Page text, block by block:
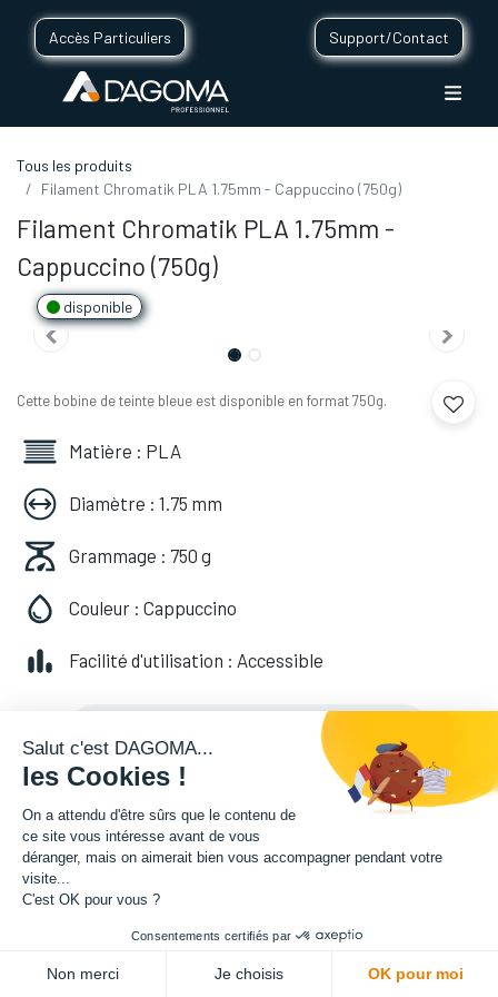
Accès Particuliers Support/Contact
Tous les produits
Filament Chromatik PLA 1.75mm - Cappuccino (750g)
Filament Chromatik PLA 1.75mm -
Cappuccino (750g)
disponible
Cette bobine de teinte bleue est disponible en format 750g.
Matière : PLA
Diamètre : 1.75 mm
Grammage : 750 g
Couleur : Cappuccino
Facilité d'utilisation : Accessible
20,82€HT
(20,82 TVA comprise)
Salut c'est DAGOMA...
les Cookies !
On a attendu d'être sûrs que le contenu de
ce site vous intéresse avant de vous
déranger, mais on aimerait bien vous accompagner pendant votre
visite...
C'est OK pour vous ?
Consentements certifiés par
Non merci Je choisis OK pour moi